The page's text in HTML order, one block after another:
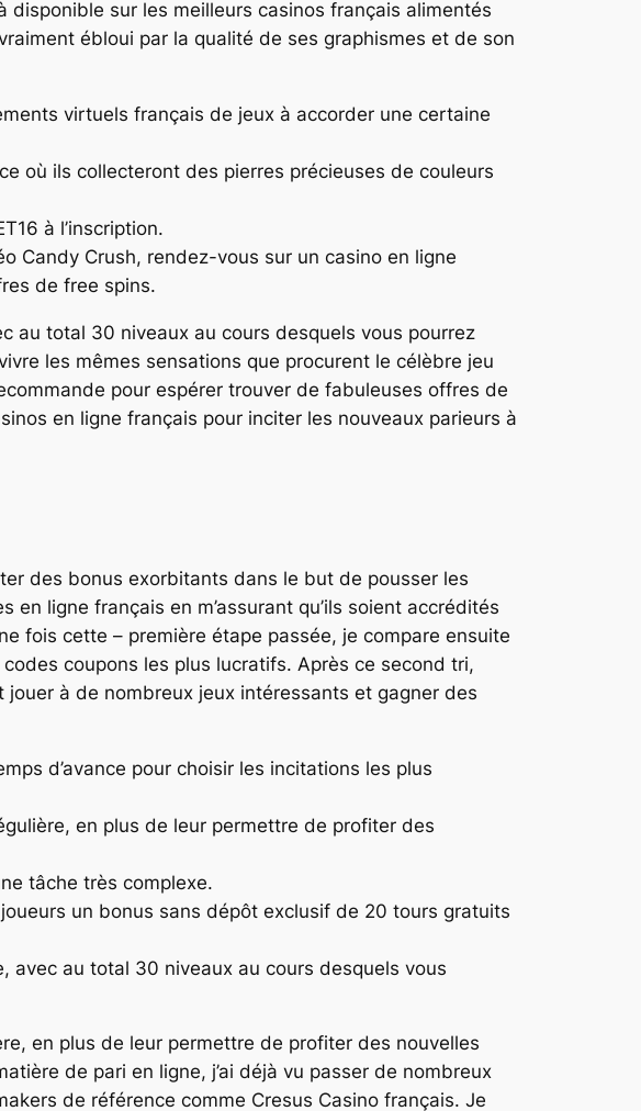
sur les meilleurs casinos français alimentés
ébloui par la qualité de ses graphismes et de son
virtuels français de jeux à accorder une certaine
où ils collecteront des pierres précieuses de couleurs
à l’inscription.
Candy Crush, rendez-vous sur un casino en ligne
de free spins.
au total 30 niveaux au cours desquels vous pourrez
les mêmes sensations que procurent le célèbre jeu
pour espérer trouver de fabuleuses offres de
en ligne français pour inciter les nouveaux parieurs à
des bonus exorbitants dans le but de pousser les
en ligne français en m’assurant qu’ils soient accrédités
fois cette – première étape passée, je compare ensuite
coupons les plus lucratifs. Après ce second tri,
à de nombreux jeux intéressants et gagner des
d’avance pour choisir les incitations les plus
en plus de leur permettre de profiter des
tâche très complexe.
un bonus sans dépôt exclusif de 20 tours gratuits
avec au total 30 niveaux au cours desquels vous
en plus de leur permettre de profiter des nouvelles
de pari en ligne, j’ai déjà vu passer de nombreux
de référence comme Cresus Casino français. Je